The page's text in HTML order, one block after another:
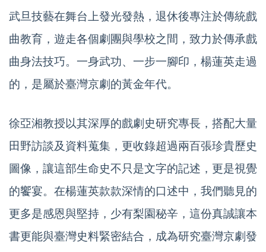
武旦技藝在舞台上發光發熱，退休後專注於傳統戲
曲教育，遊走各個劇團與學校之間，致力於傳承戲
曲身法技巧。一身武功、一步一腳印，楊蓮英走過
的，是屬於臺灣京劇的黃金年代。
徐亞湘教授以其深厚的戲劇史研究專長，搭配大量
田野訪談及資料蒐集，更收錄超過兩百張珍貴歷史
圖像，讓這部生命史不只是文字的記述，更是視覺
的饗宴。在楊蓮英款款深情的口述中，我們聽見的
更多是感恩與堅持，少有梨園秘辛，這份真誠讓本
書更能與臺灣史料緊密結合，成為研究臺灣京劇發